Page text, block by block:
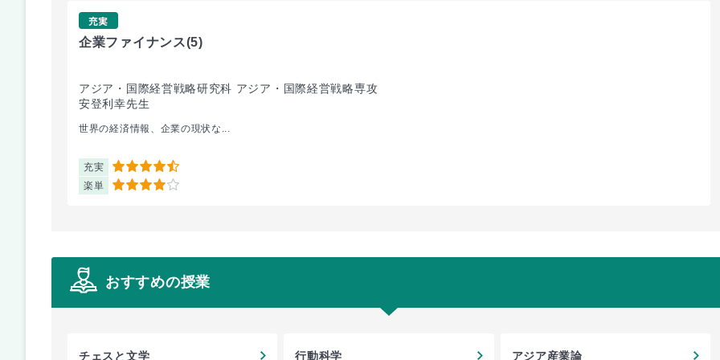
充実
企業ファイナンス(5)
アジア・国際経営戦略研究科 アジア・国際経営戦略専攻
安登利幸先生
世界の経済情報、企業の現状な...
充実 4.5
楽単 4
おすすめの授業
チェスと文学 行動科学 アジア産業論